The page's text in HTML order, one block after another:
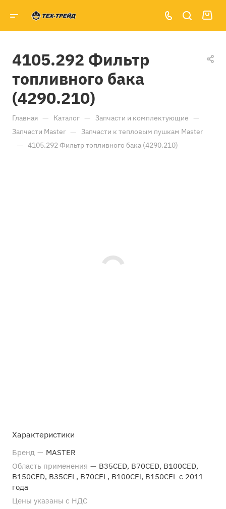
4105.292 Фильтр
топливного бака
(4290.210)
Главная — Каталог — Запчасти и комплектующие —
Запчасти Master — Запчасти к тепловым пушкам Master
— 4105.292 Фильтр топливного бака (4290.210)
Характеристики
Бренд — MASTER
Область применения — В35CED, В70CED, В100CED,
В150CED, B35CEL, B70CEL, B100CEl, B150CEL с 2011
года
Цены указаны с НДС